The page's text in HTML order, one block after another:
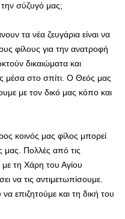
την σύζυγό μας;
τα νέα ζευγάρια είναι να
φίλους για την ανατροφή
δικαιώματα και
μέσα στο σπίτι. Ο Θεός μας
με τον δικό μας κόπο και
κοινός μας φίλος μπορεί
μας. Πολλές από τις
τη Χάρη του Αγίου
να τις αντιμετωπίσουμε.
επιζητούμε και τη δική του